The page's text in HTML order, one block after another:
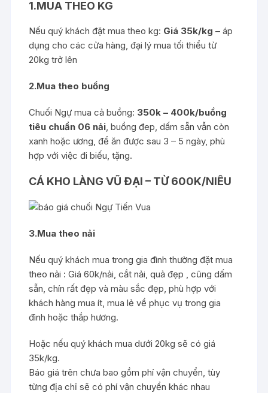
1.MUA THEO KG
Nếu quý khách đặt mua theo kg: Giá 35k/kg – áp
dụng cho các cửa hàng, đại lý mua tối thiểu từ
20kg trở lên
2.Mua theo buồng
Chuối Ngự mua cả buồng: 350k – 400k/buồng
tiêu chuẩn 06 nải, buồng đep, dấm sẵn vẫn còn
xanh hoặc ương, để ăn được sau 3 – 5 ngày, phù
hợp với việc đi biếu, tặng.
CÁ KHO LÀNG VŨ ĐẠI – TỪ 600K/NIÊU
3.Mua theo nải
Nếu quý khách mua trong gia đình thường đặt mua
theo nải : Giá 60k/nải, cắt nải, quả đẹp , cũng dấm
sẵn, chín rất đẹp và màu sắc đẹp, phù hợp với
khách hàng mua ít, mua lẻ về phục vụ trong gia
đình hoặc thắp hương.
Hoặc nếu quý khách mua dưới 20kg sẽ có giá
35k/kg.
Báo giá trên chưa bao gồm phí vận chuyển, tùy
từng địa chỉ sẽ có phí vận chuyển khác nhau